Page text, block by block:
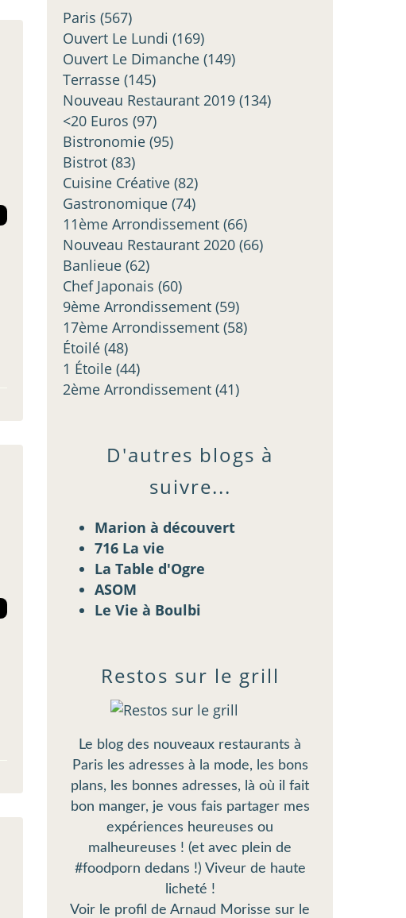
Paris (567)
Ouvert Le Lundi (169)
Ouvert Le Dimanche (149)
Terrasse (145)
Nouveau Restaurant 2019 (134)
<20 Euros (97)
Bistronomie (95)
Bistrot (83)
Cuisine Créative (82)
Gastronomique (74)
11ème Arrondissement (66)
Nouveau Restaurant 2020 (66)
Banlieue (62)
Chef Japonais (60)
9ème Arrondissement (59)
17ème Arrondissement (58)
Étoilé (48)
1 Étoile (44)
2ème Arrondissement (41)
Restos sur le grill
Le blog des nouveaux restaurants à
Paris les adresses à la mode, les bons
plans, les bonnes adresses, là où il fait
bon manger, je vous fais partager mes
expériences heureuses ou
malheureuses ! (et avec plein de
#foodporn dedans !) Viveur de haute
licheté !
Voir le profil de Arnaud Morisse sur le
D'autres blogs à
suivre...
Marion à découvert
716 La vie
La Table d'Ogre
ASOM
Le Vie à Boulbi